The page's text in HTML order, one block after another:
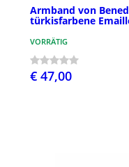
Armband von
türkisfarbene
VORRÄTIG
€ 47,00